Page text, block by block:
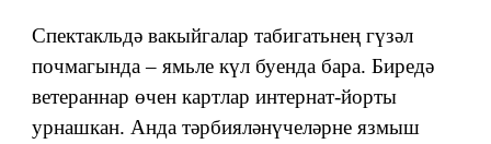
Спектакльдә вакыйгалар табигатьнең гүзәл
почмагында – ямьле күл буенда бара. Биредә
ветераннар өчен картлар интернат-йорты
урнашкан. Анда тәрбияләнүчеләрне язмыш